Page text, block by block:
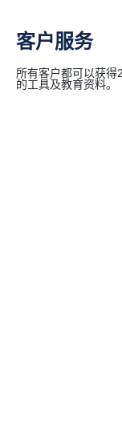
客户服务
所有客户都可以获
的工具及教育资料。